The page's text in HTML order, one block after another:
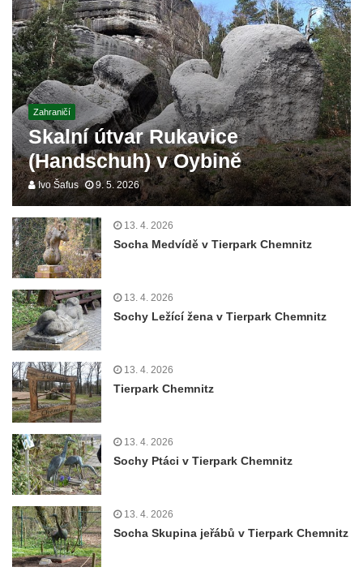
Zahraničí
Skalní útvar Rukavice
(Handschuh) v Oybině
Ivo Šafus 9. 5. 2026
13. 4. 2026
Socha Medvídě v Tierpark Chemnitz
13. 4. 2026
Sochy Ležící žena v Tierpark Chemnitz
13. 4. 2026
Tierpark Chemnitz
13. 4. 2026
Sochy Ptáci v Tierpark Chemnitz
13. 4. 2026
Socha Skupina jeřábů v Tierpark Chemnitz